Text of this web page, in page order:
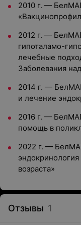
2010 г. —
2012 г. —
гипоталамо-
лечебные
Заболевания
2014 г. —
и лечение
2016 г. —
помощь в
2022 г. —
возраста»
Отзывы 1